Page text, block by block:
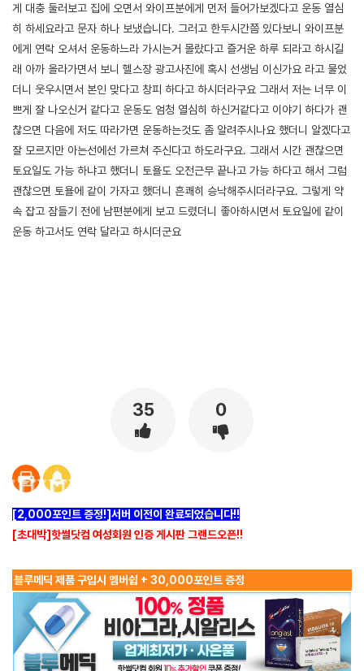
게 대충 둘러보고 집에 오면서 와이프분에게 먼저 들어가보겠다고 운동 열심
히 하세요라고 문자 하나 보냈습니다. 그러고 한두시간쯤 있다보니 와이프분
에게 연락 오셔서 운동하느라 가시는거 몰랐다고 즐거운 하루 되라고 하시길
래 아까 올라가면서 보니 헬스장 광고사진에 혹시 선생님 이신가요 라고 물었
더니 웃우시면서 본인 맞다고 창피 하다고 하시더라구요 그래서 저는 너무 이
쁘게 잘 나오신거 같다고 운동도 엄청 열심히 하신거같다고 이야기 하다가 괜
찮으면 다음에 저도 따라가면 운동하는것도 좀 알려주시나요 했더니 알겠다고
잘 모르지만 아는선에선 가르쳐 주신다고 하도라구요. 그래서 시간 괜찮으면
토요일도 가능 하냐고 했더니 토욜도 오전근무 끝나고 가능 하다고 해서 그럼
괜찮으면 토욜에 같이 가자고 했더니 흔쾌히 승낙해주시더라구요. 그렇게 약
속 잡고 잠들기 전에 남편분에게 보고 드렸더니 좋아하시면서 토요일에 같이
운동 하고서도 연락 달라고 하시더군요
35 0
[2,000포인트 증정!]서버 이전이 완료되었습니다!!
[초대박]핫썰닷컴 여성회원 인증 게시판 그랜드오픈!!
블루메딕 제품 구입시 멤버쉽 + 30,000포인트 증정